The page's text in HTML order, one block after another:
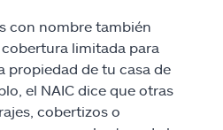
con nombre también
limitada para
propiedad de tu casa de
el NAIC dice que otras
cobertizos o